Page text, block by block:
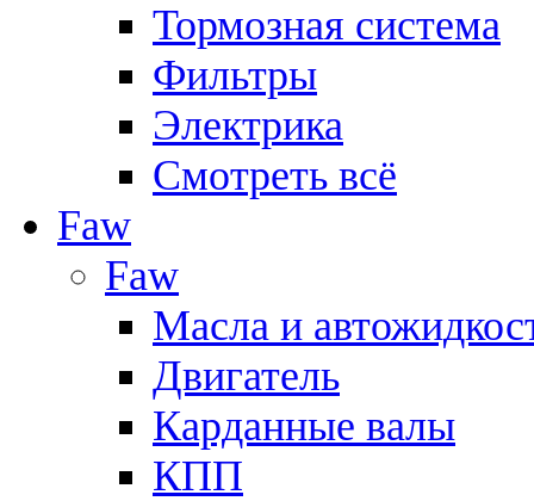
Тормозная система
Фильтры
Электрика
Смотреть всё
Faw
Faw
Масла и
Двигатель
Карданные валы
КПП